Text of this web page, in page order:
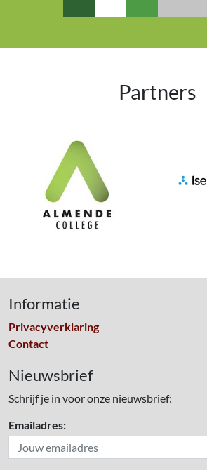
Partners
Informatie
Privacyverklaring
Contact
Nieuwsbrief
Schrijf je in voor onze nieuwsbrief:
Emailadres: